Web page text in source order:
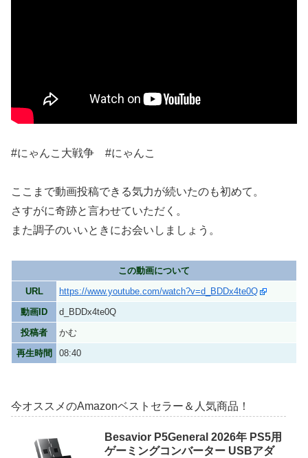
#にゃんこ大戦争 #にゃんこ
ここまで動画投稿できる気力が続いたのも初めて。
さすがに奇跡と言わせていただく。
また調子のいいときにお会いしましょう。
この動画について
URL
https://www.youtube.com/watch?v=d_BDDx4te0Q
動画ID
d_BDDx4te0Q
投稿者
かむ
再生時間
08:40
今オススメのAmazonベストセラー＆人気商品！
Besavior P5General 2026年 PS5用
ゲーミングコンバーター USBアダ